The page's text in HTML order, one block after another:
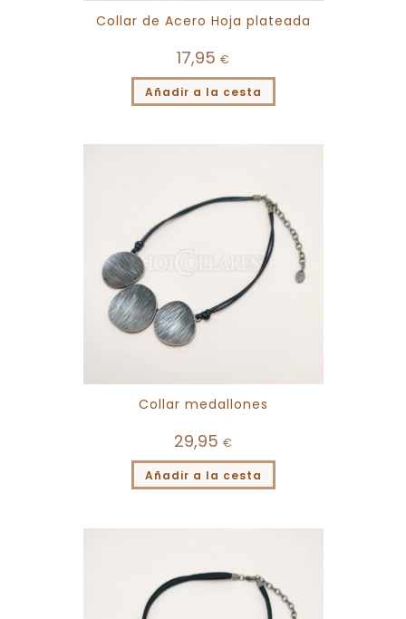
Collar de Acero Hoja plateada
17,95 €
Añadir a la cesta
Collar medallones
29,95 €
Añadir a la cesta